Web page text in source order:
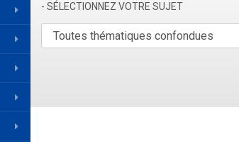
- SÉLECTIONNEZ VOTRE SUJET